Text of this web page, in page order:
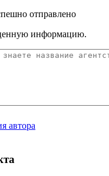
отправлено
информацию.
автора